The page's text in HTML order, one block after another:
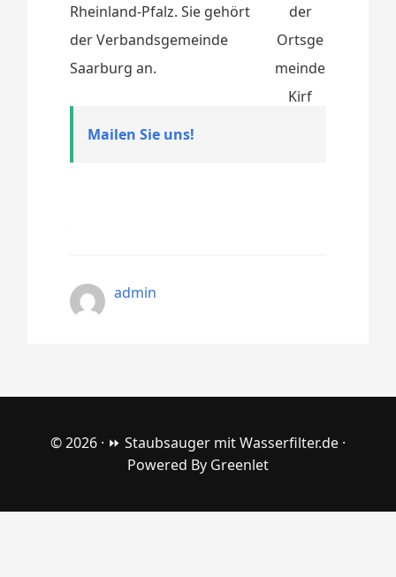
Rheinland-Pfalz. Sie gehört
der Verbandsgemeinde
Saarburg an.
Mailen Sie uns!
admin
© 2026 · ⏩ Staubsauger mit Wasserfilter.de ·
Powered By Greenlet